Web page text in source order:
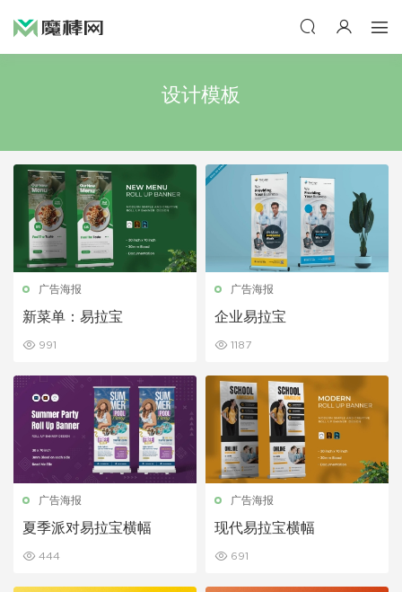
设计模板
广告海报
新菜单：易拉宝
991
广告海报
企业易拉宝
1187
广告海报
夏季派对易拉宝横幅
444
广告海报
现代易拉宝横幅
691